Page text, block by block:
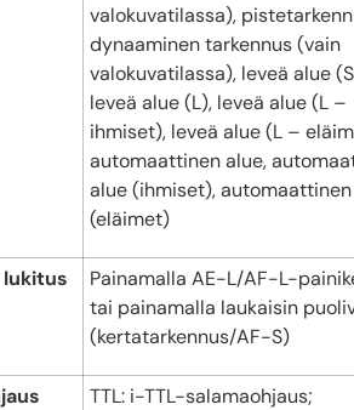
valokuvatilassa),
dynaaminen tarkennus (vain
valokuvatilassa), leveä alue
leveä alue (L), leveä alue (L –
ihmiset), leveä alue (L –
automaattinen alue,
alue (ihmiset),
(eläimet)
lukitus
Painamalla AE-L/AF-L-
tai painamalla laukaisin
(kertatarkennus/AF-S)
TTL: i-TTL-salamaohjaus;